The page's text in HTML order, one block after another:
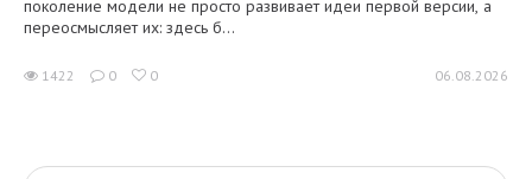
поколение модели не просто развивает идеи первой версии, а
переосмысляет их: здесь б...
1422 0 0 06.08.2026